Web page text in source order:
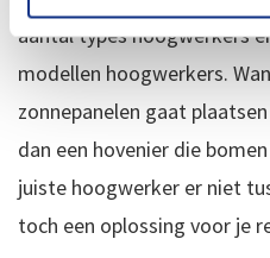
aantal types hoogwerkers
modellen hoogwerkers.
zonnepanelen gaat
dan een hovenier die
juiste hoogwerker er niet
toch een oplossing voor je